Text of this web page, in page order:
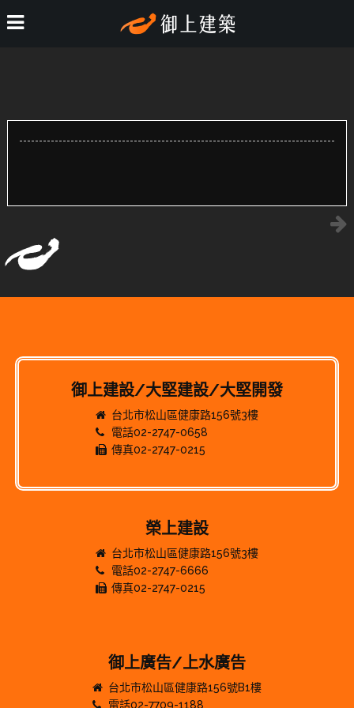
御上建設/大堅建設/大堅開發
台北市松山區健康路156號3樓
電話02-2747-0658
傳真02-2747-0215
榮上建設
台北市松山區健康路156號3樓
電話02-2747-6666
傳真02-2747-0215
御上廣告/上水廣告
台北市松山區健康路156號B1樓
電話02-7709-1188